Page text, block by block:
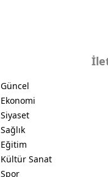
Güncel
Ekonomi
Siyaset
Sağlık
Eğitim
Kültür Sanat
Spor